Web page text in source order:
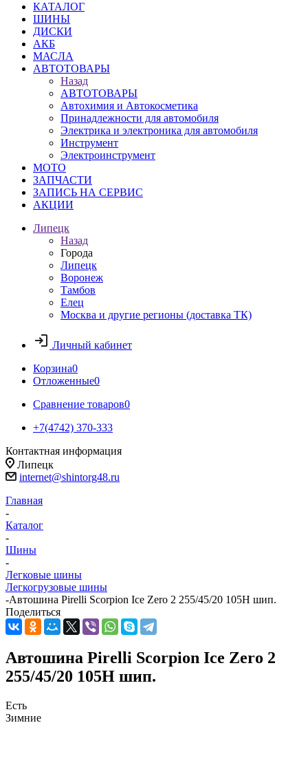
КАТАЛОГ
ШИНЫ
ДИСКИ
АКБ
МАСЛА
АВТОТОВАРЫ
Назад
АВТОТОВАРЫ
Автохимия и Автокосметика
Принадлежности для автомобиля
Электрика и электроника для автомобиля
Инструмент
Электроинструмент
МОТО
ЗАПЧАСТИ
ЗАПИСЬ НА СЕРВИС
АКЦИИ
Липецк
Назад
Города
Липецк
Воронеж
Тамбов
Елец
Москва и другие регионы (доставка ТК)
Личный кабинет
Корзина0
Отложенные0
Сравнение товаров0
+7(4742) 370-333
Контактная информация
Липецк
internet@shintorg48.ru
Главная
-
Каталог
-
Шины
-
Легковые шины
Легкогрузовые шины
-Автошина Pirelli Scorpion Ice Zero 2 255/45/20 105H шип.
Поделиться
Автошина Pirelli Scorpion Ice Zero 2
255/45/20 105H шип.
Есть
Зимние